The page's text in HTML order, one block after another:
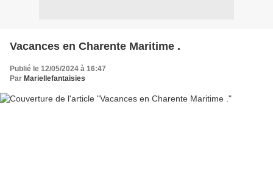
Vacances en Charente Maritime .
Publié le 12/05/2024 à 16:47
Par Mariellefantaisies